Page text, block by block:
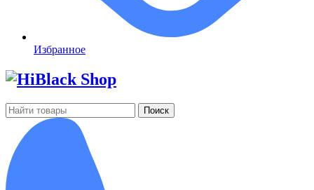
Избранное
Поиск